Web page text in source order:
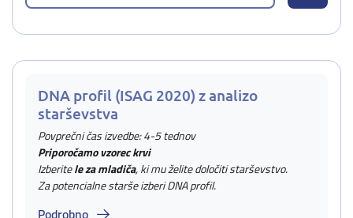
DNA profil (ISAG 2020) z analizo
starševstva
Povprečni čas izvedbe: 4-5 tednov
Priporočamo vzorec krvi
Izberitele za mladiča, ki mu želite določiti starševstvo.
Za potencialne starše izberi DNA profil.